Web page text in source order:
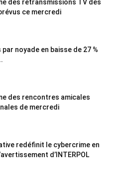
des retransmissions TV des
ce mercredi
par noyade en baisse de 27 %
des rencontres amicales
de mercredi
redéfinit le cybercrime en
d’INTERPOL